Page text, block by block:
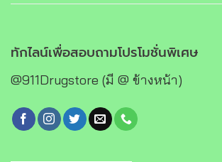
ทักไลน์เพื่อสอบถามโปรโมชั่นพิเศษ
@911Drugstore (มี @ ข้างหน้า)